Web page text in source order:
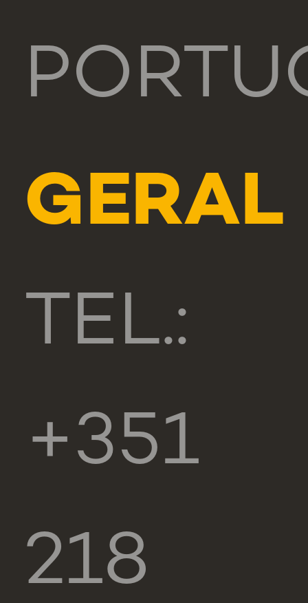
GERAL
TEL.:
+351
218